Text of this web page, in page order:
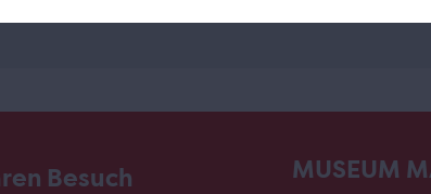
Besuch MUSEUM